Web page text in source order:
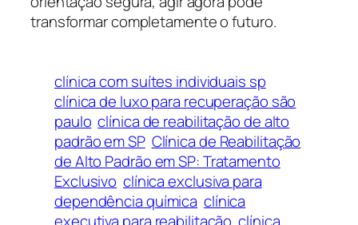
transformar completamente o futuro.
clínica com suítes individuais sp
clínica de luxo para recuperação são
paulo clínica de reabilitação de alto
padrão em SP Clínica de Reabilitação
de Alto Padrão em SP: Tratamento
Exclusivo clínica exclusiva para
dependência química clínica